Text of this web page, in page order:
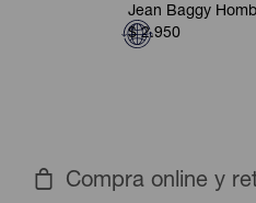
Jean Baggy
$ 2.950
Compra online y